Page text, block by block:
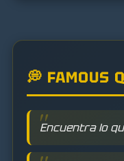
💭 FAMOUS
Encuentra lo